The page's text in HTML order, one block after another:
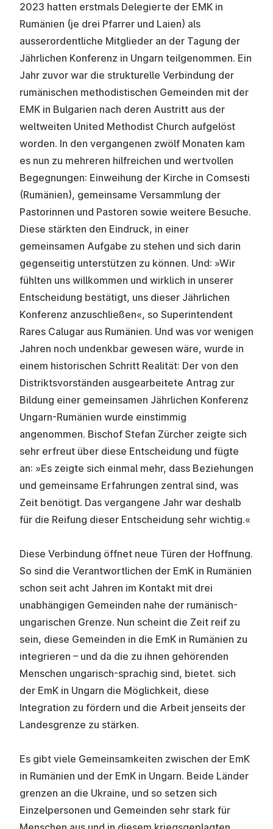
2023 hatten erstmals Delegierte der EMK in
Rumänien (je drei Pfarrer und Laien) als
ausserordentliche Mitglieder an der Tagung der
Jährlichen Konferenz in Ungarn teilgenommen. Ein
Jahr zuvor war die strukturelle Verbindung der
rumänischen methodistischen Gemeinden mit der
EMK in Bulgarien nach deren Austritt aus der
weltweiten United Methodist Church aufgelöst
worden. In den vergangenen zwölf Monaten kam
es nun zu mehreren hilfreichen und wertvollen
Begegnungen: Einweihung der Kirche in Comsesti
(Rumänien), gemeinsame Versammlung der
Pastorinnen und Pastoren sowie weitere Besuche.
Diese stärkten den Eindruck, in einer
gemeinsamen Aufgabe zu stehen und sich darin
gegenseitig unterstützen zu können. Und: »Wir
fühlten uns willkommen und wirklich in unserer
Entscheidung bestätigt, uns dieser Jährlichen
Konferenz anzuschließen«, so Superintendent
Rares Calugar aus Rumänien. Und was vor wenigen
Jahren noch undenkbar gewesen wäre, wurde in
einem historischen Schritt Realität: Der von den
Distriktsvorständen ausgearbeitete Antrag zur
Bildung einer gemeinsamen Jährlichen Konferenz
Ungarn-Rumänien wurde einstimmig
angenommen. Bischof Stefan Zürcher zeigte sich
sehr erfreut über diese Entscheidung und fügte
an: »Es zeigte sich einmal mehr, dass Beziehungen
und gemeinsame Erfahrungen zentral sind, was
Zeit benötigt. Das vergangene Jahr war deshalb
für die Reifung dieser Entscheidung sehr wichtig.«
Diese Verbindung öffnet neue Türen der Hoffnung.
So sind die Verantwortlichen der EmK in Rumänien
schon seit acht Jahren im Kontakt mit drei
unabhängigen Gemeinden nahe der rumänisch-
ungarischen Grenze. Nun scheint die Zeit reif zu
sein, diese Gemeinden in die EmK in Rumänien zu
integrieren – und da die zu ihnen gehörenden
Menschen ungarisch-sprachig sind, bietet. sich
der EmK in Ungarn die Möglichkeit, diese
Integration zu fördern und die Arbeit jenseits der
Landesgrenze zu stärken.
Es gibt viele Gemeinsamkeiten zwischen der EmK
in Rumänien und der EmK in Ungarn. Beide Länder
grenzen an die Ukraine, und so setzen sich
Einzelpersonen und Gemeinden sehr stark für